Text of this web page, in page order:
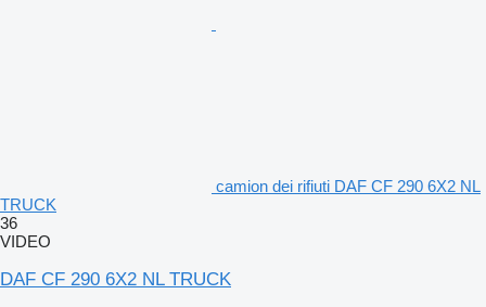
camion dei rifiuti DAF CF 290 6X2 NL
TRUCK
36
VIDEO
DAF CF 290 6X2 NL TRUCK